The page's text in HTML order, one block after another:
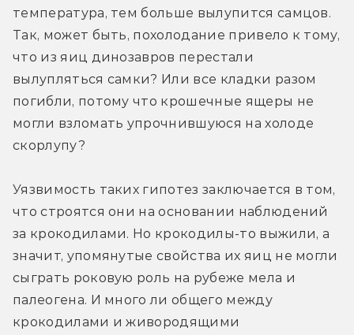
температура, тем больше вылупится самцов.
Так, может быть, похолодание привело к тому,
что из яиц динозавров перестали
вылупляться самки? Или все кладки разом
погибли, потому что крошечные ящеры не
могли взломать упрочнившуюся на холоде
скорлупу?
Уязвимость таких гипотез заключается в том,
что строятся они на основании наблюдений
за крокодилами. Но крокодилы-то выжили, а
значит, упомянутые свойства их яиц не могли
сыграть роковую роль на рубеже мела и
палеогена. И много ли общего между
крокодилами и живородящими